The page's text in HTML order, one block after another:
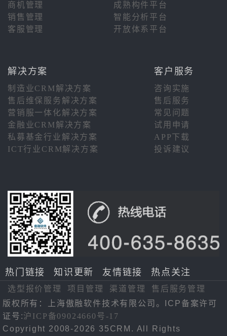
商机管理
成熟构件平台
销售管理
智能分析平台
客服管理
开放体系平台
解决方案 客户服务
制造业CRM解决方案
咨询实施
售后维保服务解决方案
售后服务
营销服一体化解决方案
常见问题
金融业CRM解决方案
试用申请
私募基金行业解决方案
APP下载
ICT行业CRM解决方案
投诉建议
热门链接 知识更新 友情链接 热点关注
选型报价管理 项目管理 渠道管理
售后服务管理
版权所有：上海傲融软件技术有限公司。ICP备案许可
证号:沪ICP备09024660号-17
Copyright 2008-2026 35CRM. All Rights